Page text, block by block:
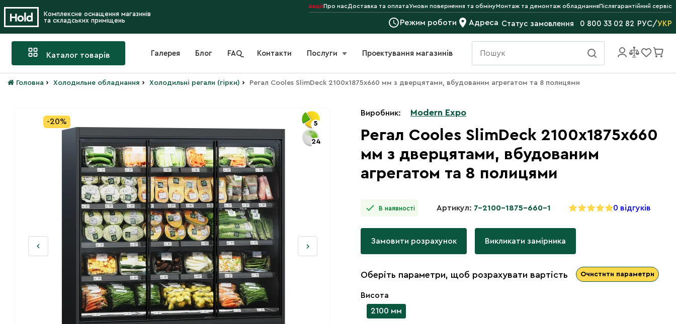
Комплексне оснащення магазинів
та складських приміщень
АкціїПро насДоставка та оплатаУмови повернення та обмінуМонтаж та демонтаж обладнанняПіслягарантійний сервіс
Режим роботи Адреса Статус замовлення 0 800 33 02 82 РУС/УКР
Каталог товарів Галерея Блог FAQ Контакти Послуги Проектування магазинів
Головна › Холодильне обладнання › Холодильні регали (гірки) › Регал Cooles SlimDeck 2100х1875х660 мм з дверцятами, вбудованим агрегатом та 8 полицями
5
24
-20%
Виробник: Modern Expo
Регал Cooles SlimDeck 2100х1875х660
мм з дверцятами, вбудованим
агрегатом та 8 полицями
В наявності Артикул: 7-2100-1875-660-1 0 відгуків
Замовити розрахунок Викликати замірника
Оберіть параметри, щоб розрахувати вартість Очистити параметри
Висота
2100 мм